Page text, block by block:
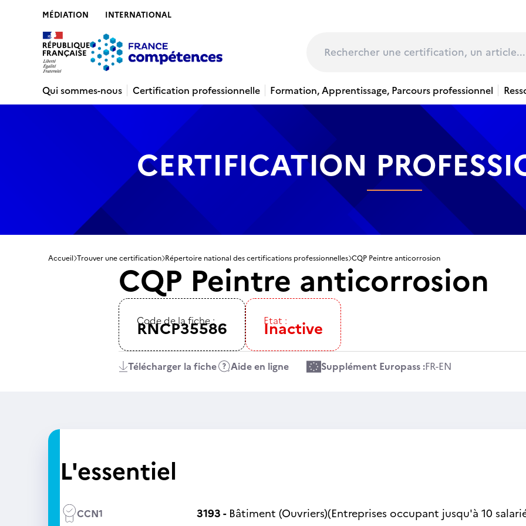
MÉDIATION INTERNATIONAL
Qui sommes-nous Certification professionnelle Formation, Apprentissage, Parcours professionnel
CERTIFICATION
Accueil Trouver une certification Répertoire national des certifications professionnelles CQP Peintre anticorrosion
CQP Peintre anticorrosion
Code de la fiche :
RNCP35586 Etat :
Inactive
Télécharger la fiche Aide en ligne Supplément Europass :FR-EN
L'essentiel
CCN1 3193 - Bâtiment (Ouvriers)(Entreprises occupant jusqu'à 10